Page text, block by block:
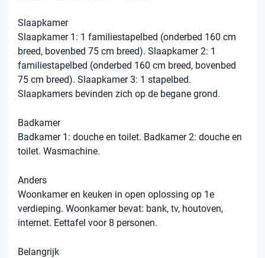
Slaapkamer
Slaapkamer 1: 1 familiestapelbed (onderbed 160 cm
breed, bovenbed 75 cm breed). Slaapkamer 2: 1
familiestapelbed (onderbed 160 cm breed, bovenbed
75 cm breed). Slaapkamer 3: 1 stapelbed.
Slaapkamers bevinden zich op de begane grond.
Badkamer
Badkamer 1: douche en toilet. Badkamer 2: douche en
toilet. Wasmachine.
Anders
Woonkamer en keuken in open oplossing op 1e
verdieping. Woonkamer bevat: bank, tv, houtoven,
internet. Eettafel voor 8 personen.
Belangrijk